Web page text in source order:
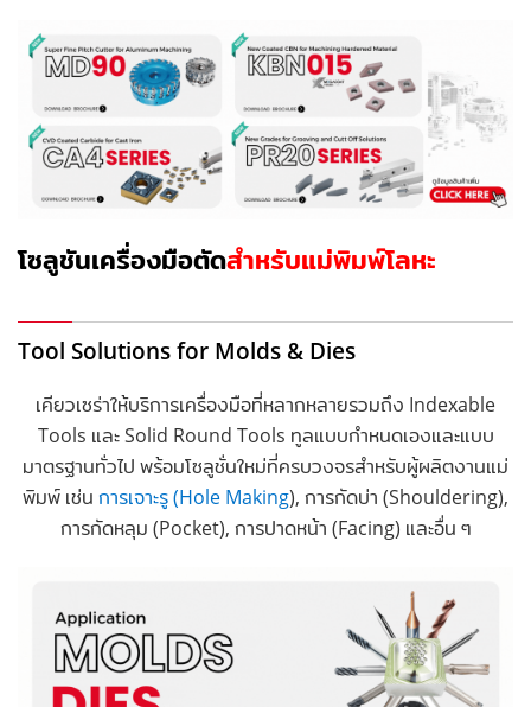
โซลูชันเครื่องมือตัดสำหรับแม่พิมพ์โลหะ
Tool Solutions for Molds & Dies
เคียวเซร่าให้บริการเครื่องมือที่หลากหลายรวมถึง Indexable
Tools และ Solid Round Tools ทูลแบบกำหนดเองและแบบ
มาตรฐานทั่วไป พร้อมโซลูชั่นใหม่ที่ครบวงจรสำหรับผู้ผลิตงานแม่
พิมพ์ เช่น การเจาะรู (Hole Making), การกัดบ่า (Shouldering),
การกัดหลุม (Pocket), การปาดหน้า (Facing) และอื่น ๆ